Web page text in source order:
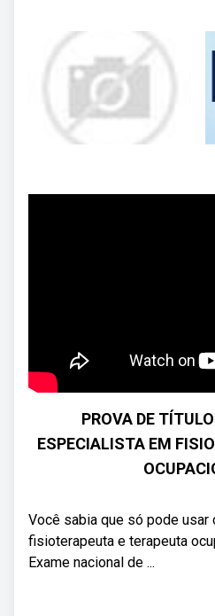
PROVA DE
ESPECIALISTA EM
Você sabia que só pode
fisioterapeuta e terapeuta
Exame nacional de ...